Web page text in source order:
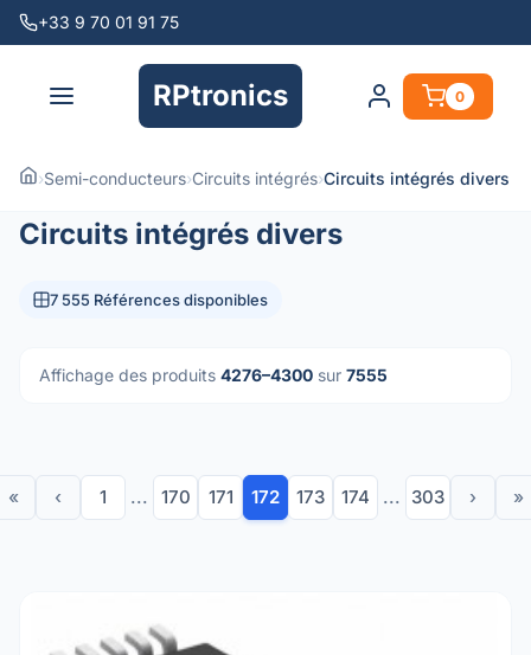
+33 9 70 01 91 75
RPtronics 0
›Semi-conducteurs›Circuits intégrés›Circuits intégrés divers
Circuits intégrés divers
7 555 Références disponibles
Affichage des produits 4276–4300 sur 7555
« ‹ 1 ... 170 171 172 173 174 ... 303 › »